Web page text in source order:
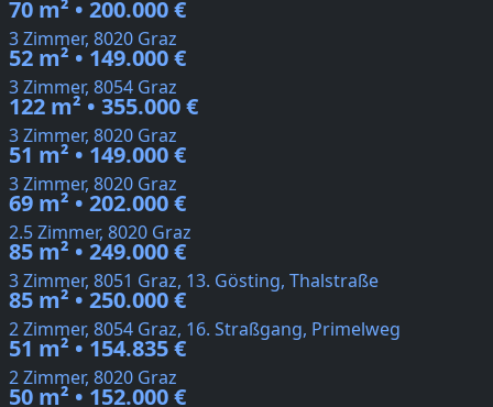
70 m² • 200.000 €
3 Zimmer, 8020 Graz
52 m² • 149.000 €
3 Zimmer, 8054 Graz
122 m² • 355.000 €
3 Zimmer, 8020 Graz
51 m² • 149.000 €
3 Zimmer, 8020 Graz
69 m² • 202.000 €
2.5 Zimmer, 8020 Graz
85 m² • 249.000 €
3 Zimmer, 8051 Graz, 13. Gösting, Thalstraße
85 m² • 250.000 €
2 Zimmer, 8054 Graz, 16. Straßgang, Primelweg
51 m² • 154.835 €
2 Zimmer, 8020 Graz
50 m² • 152.000 €